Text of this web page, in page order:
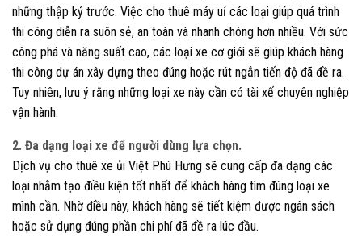
những thập kỷ trước. Việc cho thuê máy uỉ các loại giúp quá trình
thi công diễn ra suôn sẻ, an toàn và nhanh chóng hơn nhiều. Với sức
công phá và năng suất cao, các loại xe cơ giới sẽ giúp khách hàng
thi công dự án xây dựng theo đúng hoặc rút ngắn tiến độ đã đề ra.
Tuy nhiên, lưu ý rằng những loại xe này cần có tài xế chuyên nghiệp
vận hành.
2. Đa dạng loại xe để người dùng lựa chọn.
Dịch vụ cho thuê xe ủi Việt Phú Hưng sẽ cung cấp đa dạng các
loại nhằm tạo điều kiện tốt nhất để khách hàng tìm đúng loại xe
mình cần. Nhờ điều này, khách hàng sẽ tiết kiệm được ngân sách
hoặc sử dụng đúng phần chi phí đã đề ra lúc đầu.